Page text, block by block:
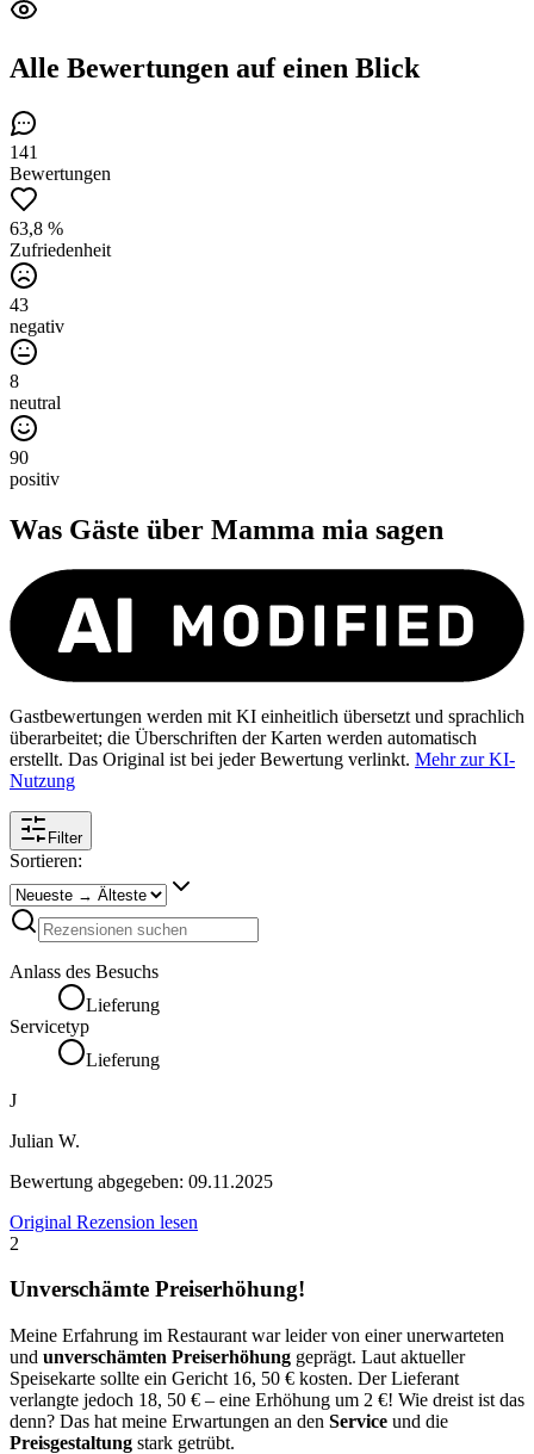
Alle Bewertungen auf einen Blick
141
Bewertungen
63,8 %
Zufriedenheit
43
negativ
8
neutral
90
positiv
Was Gäste über Mamma mia sagen
Gastbewertungen werden mit KI einheitlich übersetzt und sprachlich
überarbeitet; die Überschriften der Karten werden automatisch
erstellt. Das Original ist bei jeder Bewertung verlinkt. Mehr zur KI-
Nutzung
Filter
Sortieren:
Anlass des Besuchs
Lieferung
Servicetyp
Lieferung
J
Julian W.
Bewertung abgegeben: 09.11.2025
Original Rezension lesen
2
Unverschämte Preiserhöhung!
Meine Erfahrung im Restaurant war leider von einer unerwarteten
und unverschämten Preiserhöhung geprägt. Laut aktueller
Speisekarte sollte ein Gericht 16, 50 € kosten. Der Lieferant
verlangte jedoch 18, 50 € – eine Erhöhung um 2 €! Wie dreist ist das
denn? Das hat meine Erwartungen an den Service und die
Preisgestaltung stark getrübt.